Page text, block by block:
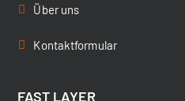
Über uns
Kontaktformular
FAST LAYER